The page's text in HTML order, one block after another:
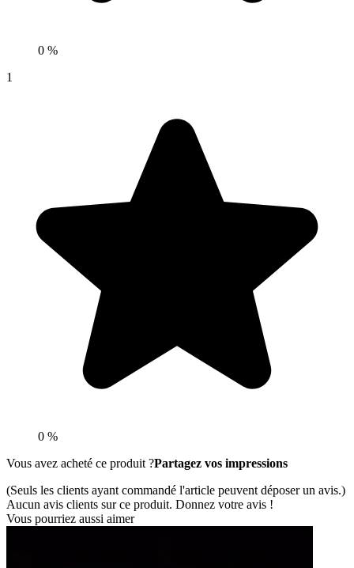
0 %
1
0 %
Vous avez acheté ce produit ?Partagez vos impressions
(Seuls les clients ayant commandé l'article peuvent déposer un avis.)
Aucun avis clients sur ce produit. Donnez votre avis !
Vous pourriez aussi aimer